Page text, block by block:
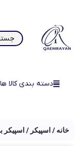
دسته بندی کالا ها
خانه اسپیکر